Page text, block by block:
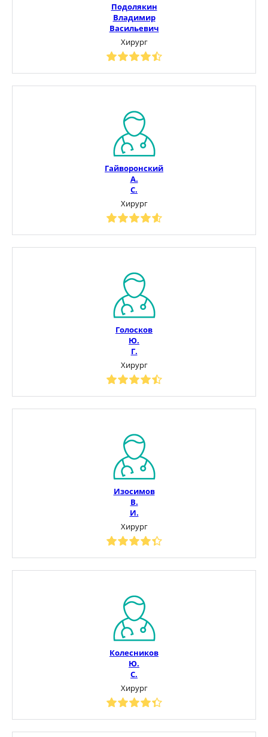
Подолякин
Владимир
Васильевич
Хирург
Гайворонский
А.
С.
Хирург
Голосков
Ю.
Г.
Хирург
Изосимов
В.
И.
Хирург
Колесников
Ю.
С.
Хирург